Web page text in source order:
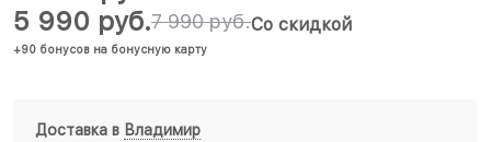
7 990 руб.
5 990 руб.
+90 бонусов на бонусную карту
Со скидкой
Доставка в Владимир